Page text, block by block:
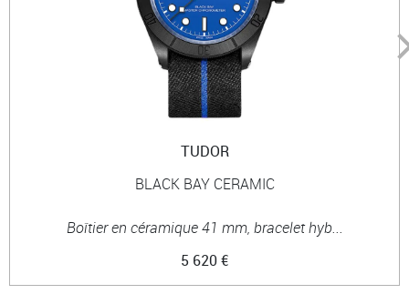
TUDOR
BLACK BAY CERAMIC
Boîtier en céramique 41 mm, bracelet hyb...
5 620 €